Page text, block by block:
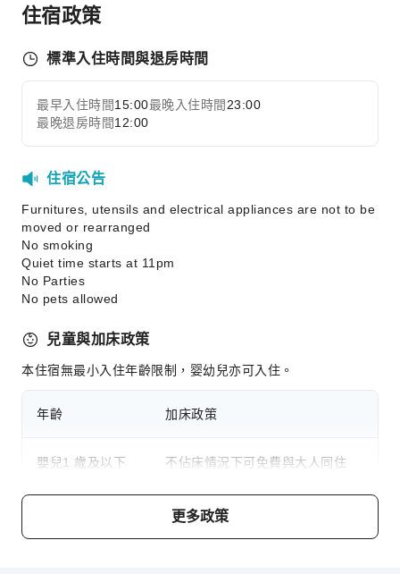
公共區域監控
無障礙設施
無障礙通道 展開全部
住宿政策
標準入住時間與退房時間
最早入住時間15:00最晚入住時間 23:00
最晚退房時間12:00
住宿公告
Furnitures, utensils and electrical appliances are not to be
moved or rearranged
No smoking
Quiet time starts at 11pm
No Parties
No pets allowed
兒童與加床政策
本住宿無最小入住年齡限制，婴幼兒亦可入住。
年齡 加床政策
嬰兒1 歲及以下 不佔床情況下可免費與大人同住
不佔床情況下可免費與大人同住
更多政策